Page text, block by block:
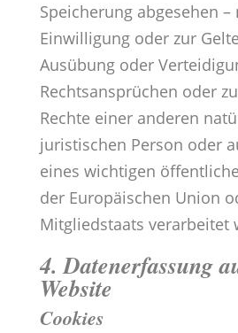
Speicherung abgesehen
Einwilligung oder zur
Ausübung oder
Rechtsansprüchen oder
Rechte einer anderen
juristischen Person oder
eines wichtigen
der Europäischen Union
Mitgliedstaats verarbeitet
4. Datenerfassung
Website
Cookies